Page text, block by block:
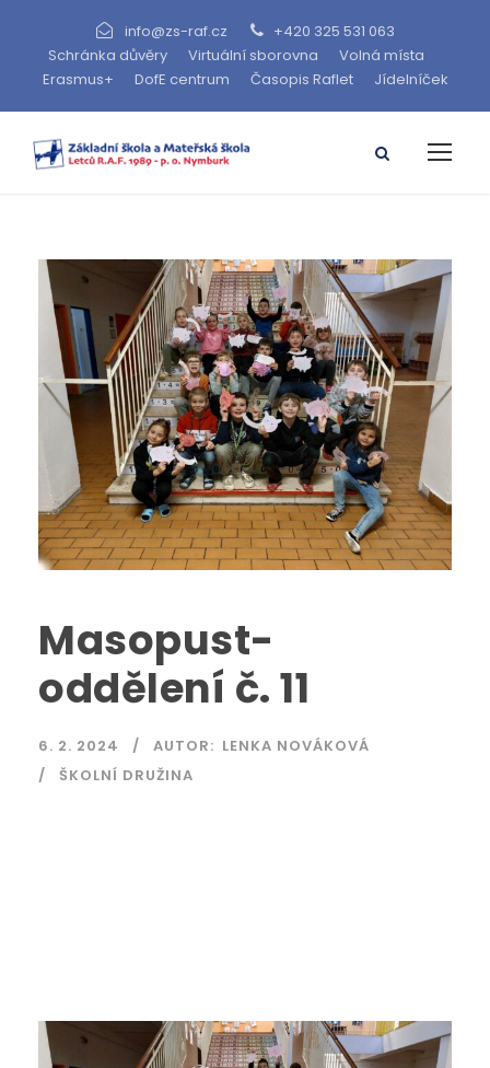
info@zs-raf.cz
+420 325 531 063
Schránka důvěry
Virtuální sborovna
Volná místa
Erasmus+
DofE centrum Časopis Raflet Jídelníček
Masopust-
oddělení č. 11
6. 2. 2024 AUTOR: LENKA NOVÁKOVÁ
ŠKOLNÍ DRUŽINA